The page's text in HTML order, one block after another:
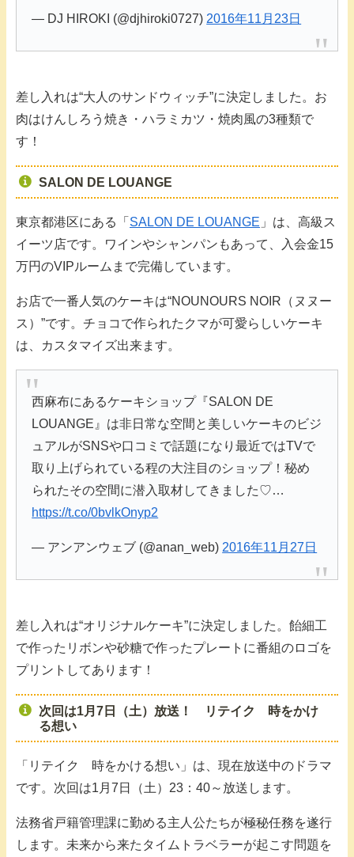
— DJ HIROKI (@djhiroki0727) 2016年11月23日
差し入れは“大人のサンドウィッチ”に決定しました。お
肉はけんしろう焼き・ハラミカツ・焼肉風の3種類で
す！
SALON DE LOUANGE
東京都港区にある「 SALON DE LOUANGE 」は、高級ス
イーツ店です。ワインやシャンパンもあって、入会金15
万円のVIPルームまで完備しています。
お店で一番人気のケーキは“NOUNOURS NOIR（ヌヌー
ス）”です。チョコで作られたクマが可愛らしいケーキ
は、カスタマイズ出来ます。
西麻布にあるケーキショップ『SALON DE
LOUANGE』は非日常な空間と美しいケーキのビジ
ュアルがSNSや口コミで話題になり最近ではTVで
取り上げられている程の大注目のショップ！秘め
られたその空間に潜入取材してきました♡…
https://t.co/0bvlkOnyp2
— アンアンウェブ (@anan_web) 2016年11月27日
差し入れは“オリジナルケーキ”に決定しました。飴細工
で作ったリボンや砂糖で作ったプレートに番組のロゴを
プリントしてあります！
次回は1月7日（土）放送！ リテイク 時をかけ
る想い
「リテイク 時をかける想い」は、現在放送中のドラマ
です。次回は1月7日（土）23：40～放送します。
法務省戸籍管理課に勤める主人公たちが極秘任務を遂行
します。未来から来たタイムトラベラーが起こす問題を